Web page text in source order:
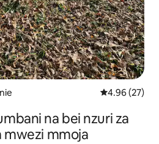
Ukadiriaji wa
4.96 (27)
na bei nzuri za
mwezi mmoja